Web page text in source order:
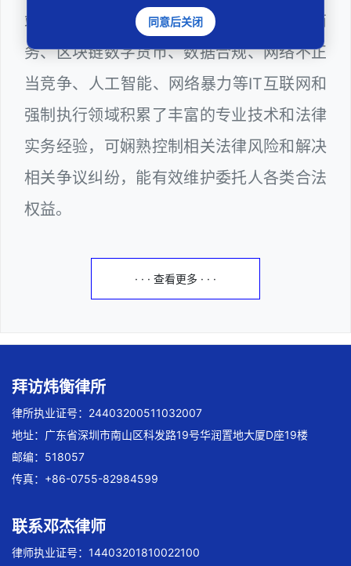
站长多年，在软件程序、网络游戏、电子商
务、区块链数字货币、数据合规、网络不正
当竞争、人工智能、网络暴力等IT互联网和
强制执行领域积累了丰富的专业技术和法律
实务经验，可娴熟控制相关法律风险和解决
相关争议纠纷，能有效维护委托人各类合法
权益。
· · · 查看更多 · · ·
拜访炜衡律所
律所执业证号：24403200511032007
地址：广东省深圳市南山区科发路19号华润置地大厦D座19楼
邮编：518057
传真：+86-0755-82984599
联系邓杰律师
律师执业证号：14403201810022100
同意后关闭